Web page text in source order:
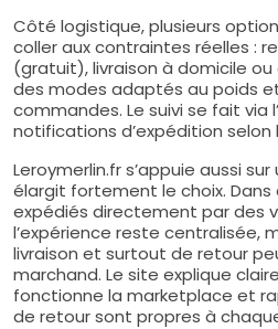
Côté logistique, plusieurs
coller aux contraintes réelles :
(gratuit), livraison à domicile
des modes adaptés au poids
commandes. Le suivi se fait via
notifications d’expédition
Leroymerlin.fr s’appuie aussi
élargit fortement le choix.
expédiés directement par des
l’expérience reste centralisée,
livraison et surtout de retour
marchand. Le site explique
fonctionne la marketplace et
de retour sont propres à